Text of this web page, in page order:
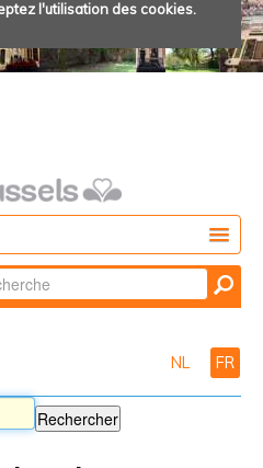
l'utilisation des cookies.
par
NL FR